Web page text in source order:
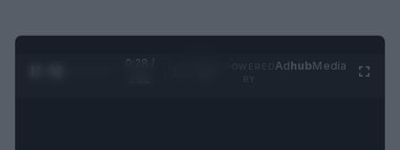
0:29 /
AdhubMedia